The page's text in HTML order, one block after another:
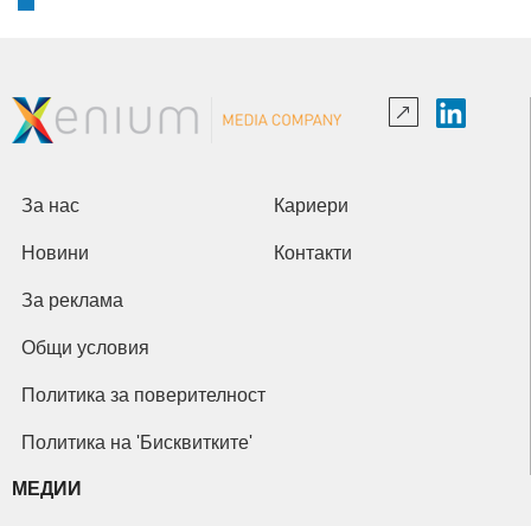
За нас Кариери
Новини Контакти
За реклама
Общи условия
Политика за поверителност
Политика на 'Бисквитките'
МЕДИИ